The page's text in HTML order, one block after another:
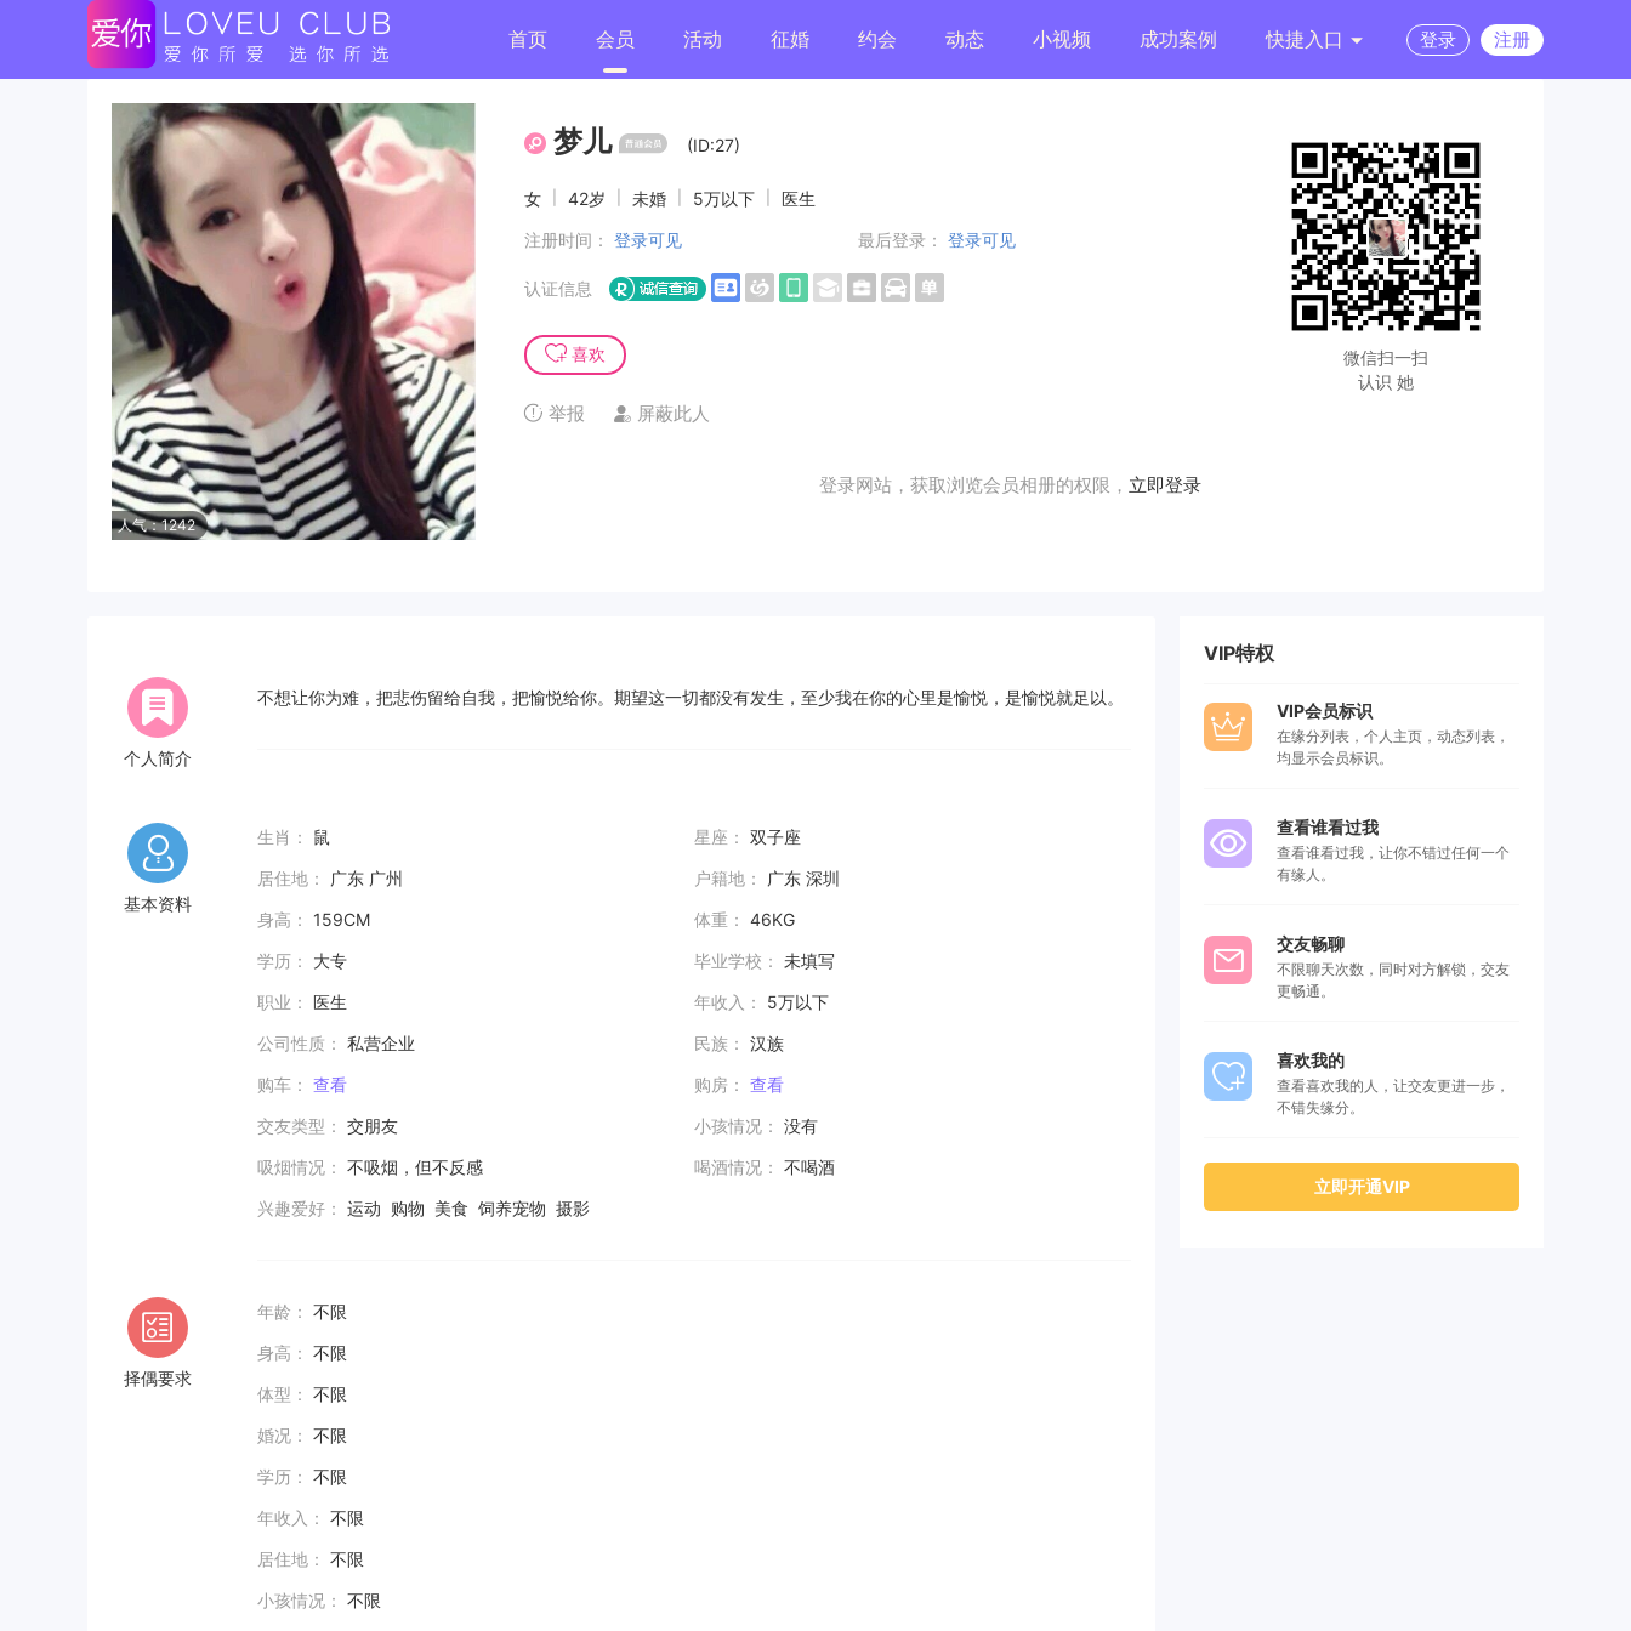
首页 会员 活动 征婚 约会 动态 小视频 成功案例 快捷入口 登录 注册
人气：1242
梦儿 (ID:27)
女 42岁 未婚 5万以下
医生
注册时间： 登录可见 最后登录： 登录可见
认证信息
喜欢
举报 屏蔽此人
登录网站，获取浏览会员相册的权限， 立即登录
微信扫一扫
认识 她
个人简介
不想让你为难，把悲伤留给自我，把愉悦给你。期望这一切都没有发生，至少我在你的心里是愉悦，是愉悦就足以。
基本资料
生肖： 鼠 星座： 双子座
居住地：
广东 广州 户籍地：
广东 深圳
身高：
159CM 体重： 46KG
学历：
大专 毕业学校： 未填写
职业：
医生 年收入：
5万以下
公司性质： 私营企业 民族： 汉族
购车： 查看 购房： 查看
交友类型： 交朋友 小孩情况： 没有
吸烟情况： 不吸烟，但不反感 喝酒情况： 不喝酒
兴趣爱好： 运动 购物 美食 饲养宠物 摄影
择偶要求
年龄： 不限
身高： 不限
体型： 不限
婚况： 不限
学历： 不限
年收入： 不限
居住地： 不限
小孩情况： 不限
VIP特权
VIP会员标识
在缘分列表，个人主页，动态列表，
均显示会员标识。
查看谁看过我
查看谁看过我，让你不错过任何一个
有缘人。
交友畅聊
不限聊天次数，同时对方解锁，交友
更畅通。
喜欢我的
查看喜欢我的人，让交友更进一步，
不错失缘分。
立即开通VIP